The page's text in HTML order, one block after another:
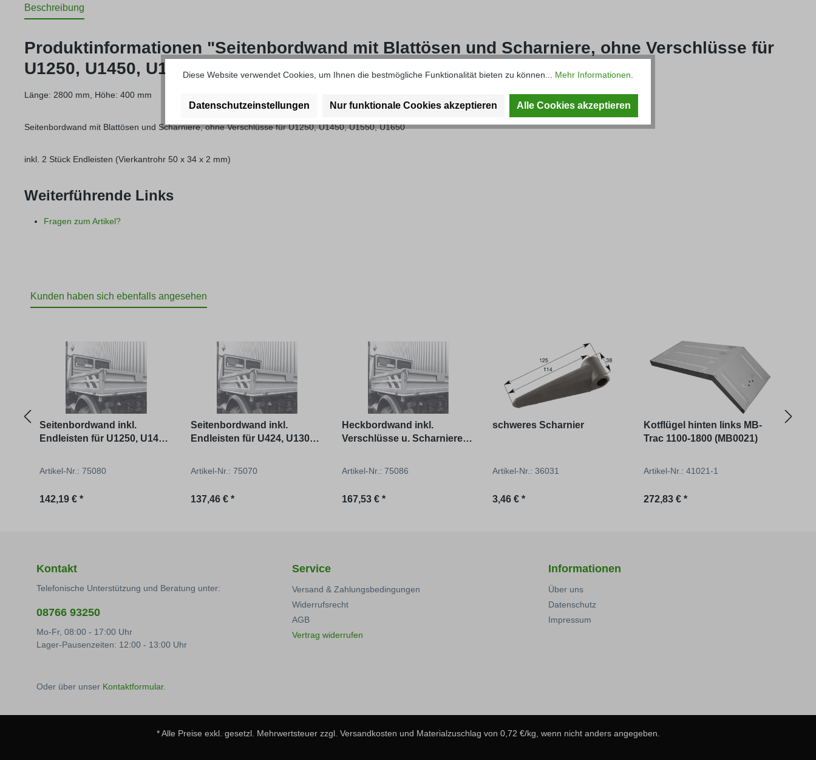
Beschreibung
Produktinformationen "Seitenbordwand mit Blattösen und Scharniere, ohne Verschlüsse für
U1250, U1450, U1550, U1650"
Länge: 2800 mm, Höhe: 400 mm
Seitenbordwand mit Blattösen und Scharniere, ohne Verschlüsse für U1250, U1450, U1550, U1650
inkl. 2 Stück Endleisten (Vierkantrohr 50 x 34 x 2 mm)
Weiterführende Links
Fragen zum Artikel?
Kunden haben sich ebenfalls angesehen
Seitenbordwand inkl.
Endleisten für U1250, U1450,
Artikel-Nr.: 75080
Regulärer Preis:
142,19 € *
Seitenbordwand inkl.
Endleisten für U424, U1300,
Artikel-Nr.: 75070
Regulärer Preis:
137,46 € *
Heckbordwand inkl.
Verschlüsse u. Scharniere
Artikel-Nr.: 75086
Regulärer Preis:
167,53 € *
schweres Scharnier
Artikel-Nr.: 36031
Regulärer Preis:
3,46 € *
Kotflügel hinten links MB-
Trac 1100-1800 (MB0021)
Artikel-Nr.: 41021-1
Regulärer Preis:
272,83 € *
Kontakt
Telefonische Unterstützung und Beratung unter:
08766 93250
Mo-Fr, 08:00 - 17:00 Uhr
Lager-Pausenzeiten: 12:00 - 13:00 Uhr
Oder über unser Kontaktformular.
Service
Versand & Zahlungsbedingungen
Widerrufsrecht
AGB
Vertrag widerrufen
Informationen
Über uns
Datenschutz
Impressum
* Alle Preise exkl. gesetzl. Mehrwertsteuer zzgl. Versandkosten und Materialzuschlag von 0,72 €/kg, wenn nicht anders angegeben.
Diese Website verwendet Cookies, um Ihnen die bestmögliche Funktionalität bieten zu können... Mehr Informationen.
Datenschutzeinstellungen Nur funktionale Cookies akzeptieren Alle Cookies akzeptieren